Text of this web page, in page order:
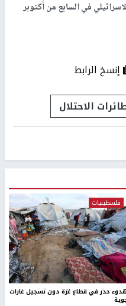
في السابع من أكتوبر
إنسخ الرابط
الاحتلال
فلسطينيات
حذر في قطاع غزة دون تسجيل غارات